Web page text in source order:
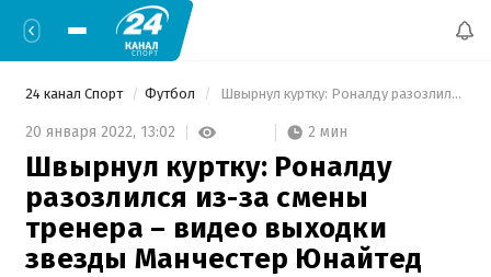
24 канал Спорт Футбол Швырнул куртку: Роналду разозлился из-за смены тренера – видео выходки звезды Манчестер Юнайтед
20 января 2022, 13:02 2 мин
Швырнул куртку: Роналду
разозлился из-за смены
тренера – видео выходки
звезды Манчестер Юнайтед